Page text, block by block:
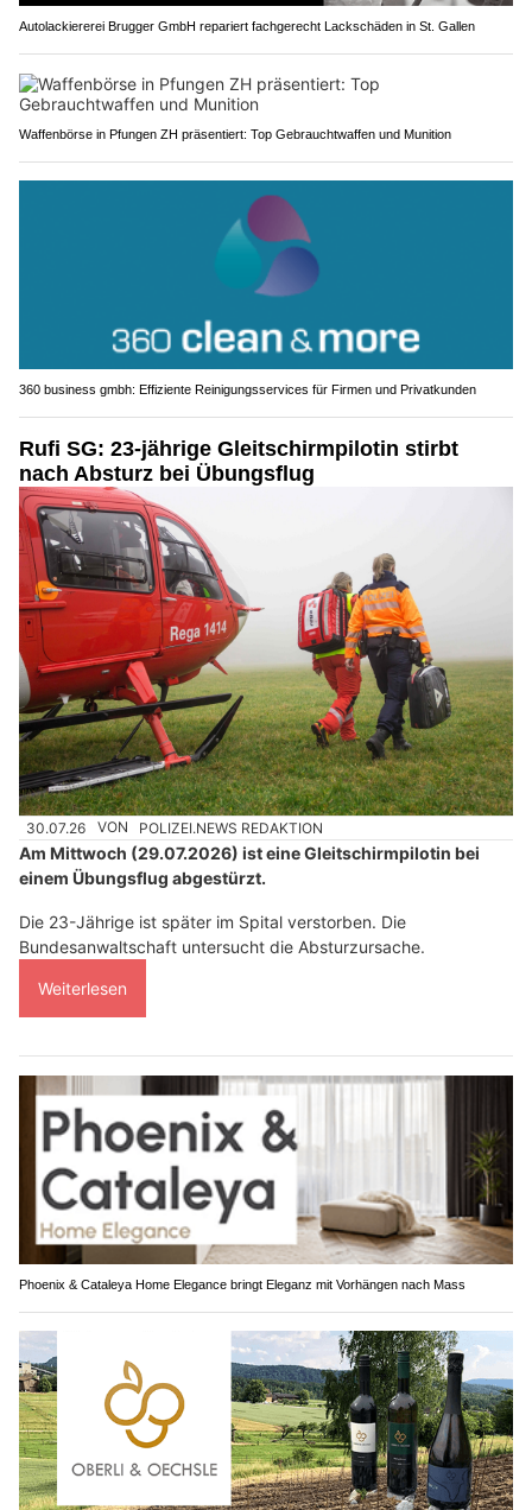
Autolackiererei Brugger GmbH repariert fachgerecht Lackschäden in St. Gallen
Waffenbörse in Pfungen ZH präsentiert: Top Gebrauchtwaffen und Munition
360 business gmbh: Effiziente Reinigungsservices für Firmen und Privatkunden
Rufi SG: 23-jährige Gleitschirmpilotin stirbt
nach Absturz bei Übungsflug
30.07.26 VON POLIZEI.NEWS REDAKTION
Am Mittwoch (29.07.2026) ist eine Gleitschirmpilotin bei
einem Übungsflug abgestürzt.
Die 23-Jährige ist später im Spital verstorben. Die
Bundesanwaltschaft untersucht die Absturzursache.
Weiterlesen
Phoenix & Cataleya Home Elegance bringt Eleganz mit Vorhängen nach Mass